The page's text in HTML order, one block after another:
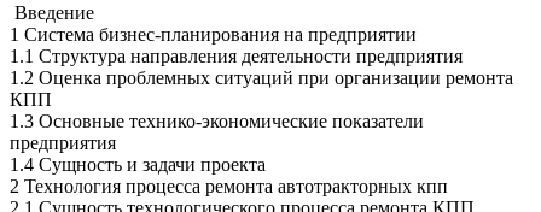
Введение
1 Система бизнес-планирования на предприятии
1.1 Структура направления деятельности предприятия
1.2 Оценка проблемных ситуаций при организации ремонта
КПП
1.3 Основные технико-экономические показатели
предприятия
1.4 Сущность и задачи проекта
2 Технология процесса ремонта автотракторных кпп
2.1 Сущность технологического процесса ремонта КПП